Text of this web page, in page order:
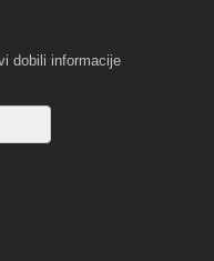
dobili informacije